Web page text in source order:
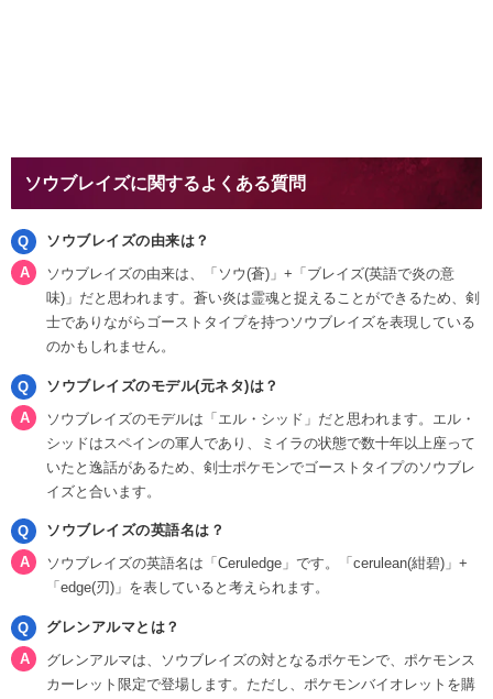
ソウブレイズに関するよくある質問
ソウブレイズの由来は？
ソウブレイズの由来は、「ソウ(蒼)」+「ブレイズ(英語で炎の意
味)」だと思われます。蒼い炎は霊魂と捉えることができるため、剣
士でありながらゴーストタイプを持つソウブレイズを表現している
のかもしれません。
ソウブレイズのモデル(元ネタ)は？
ソウブレイズのモデルは「エル・シッド」だと思われます。エル・
シッドはスペインの軍人であり、ミイラの状態で数十年以上座って
いたと逸話があるため、剣士ポケモンでゴーストタイプのソウブレ
イズと合います。
ソウブレイズの英語名は？
ソウブレイズの英語名は「Ceruledge」です。「cerulean(紺碧)」+
「edge(刃)」を表していると考えられます。
グレンアルマとは？
グレンアルマは、ソウブレイズの対となるポケモンで、ポケモンス
カーレット限定で登場します。ただし、ポケモンバイオレットを購